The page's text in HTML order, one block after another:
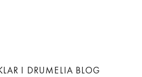
I DRUMELIA BLOG